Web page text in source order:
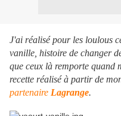
J'ai réalisé pour les loulous
vanille, histoire de changer
que ceux là remporte quand
recette réalisé à partir de
partenaire Lagrange.